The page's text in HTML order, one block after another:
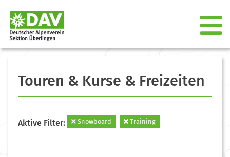
Touren & Kurse & Freizeiten
Aktive Filter: Snowboard Training